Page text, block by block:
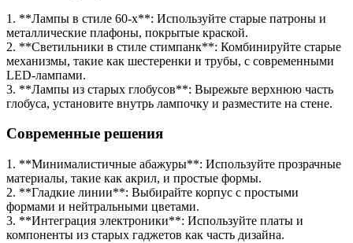
1. **Лампы в стиле 60-х**: Используйте старые патроны и
металлические плафоны, покрытые краской.
2. **Светильники в стиле стимпанк**: Комбинируйте старые
механизмы, такие как шестеренки и трубы, с современными
LED-лампами.
3. **Лампы из старых глобусов**: Вырежьте верхнюю часть
глобуса, установите внутрь лампочку и разместите на стене.
Современные решения
1. **Минималистичные абажуры**: Используйте прозрачные
материалы, такие как акрил, и простые формы.
2. **Гладкие линии**: Выбирайте корпус с простыми
формами и нейтральными цветами.
3. **Интеграция электроники**: Используйте платы и
компоненты из старых гаджетов как часть дизайна.